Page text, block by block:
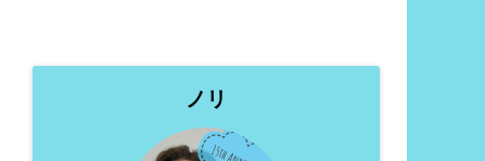
ノリ